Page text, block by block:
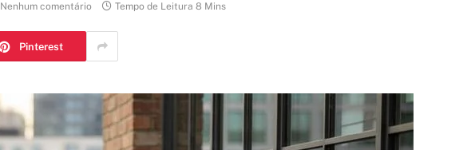
Nenhum comentário Tempo de Leitura 8 Mins
Pinterest